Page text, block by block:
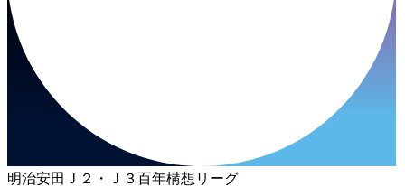
明治安田Ｊ２・Ｊ３百年構想リーグ